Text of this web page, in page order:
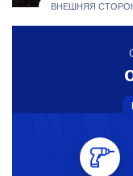
ВНЕШНЯЯ